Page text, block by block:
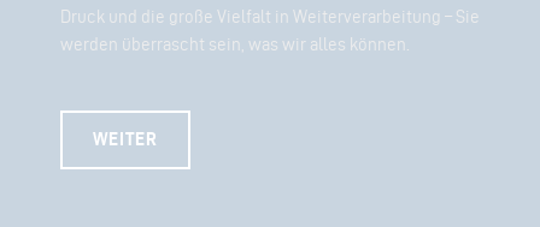
Druck und die große Vielfalt in Weiterverarbeitung – Sie
werden überrascht sein, was wir alles können.
WEITER